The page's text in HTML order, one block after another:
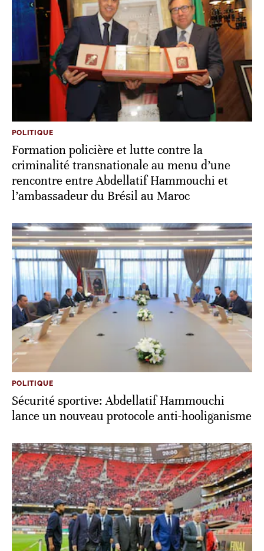
POLITIQUE
Formation policière et lutte contre la
criminalité transnationale au menu d’une
rencontre entre Abdellatif Hammouchi et
l’ambassadeur du Brésil au Maroc
POLITIQUE
Sécurité sportive: Abdellatif Hammouchi
lance un nouveau protocole anti-hooliganisme